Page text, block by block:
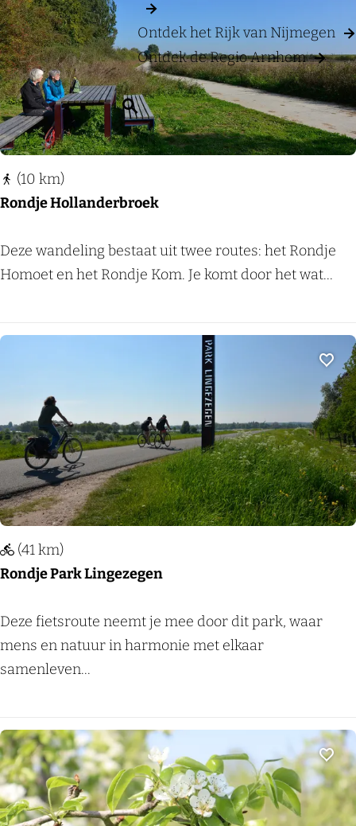
Ontdek het Rijk van Nijmegen
Ontdek de Regio Arnhem
Z
o
e
e
-
E
x
t
r
a
l
u
s
j
e
o
p
:
e
e
r
o
p
:
Rondje Hollanderbroek
R
o
j
l
l
a
n
e
r
r
o
e
(10 km)
Deze wandeling bestaat uit twee routes: het Rondje
Homoet en het Rondje Kom. Je komt door het wat...
Rondje Park Lingezegen
R
o
n
e
P
a
r
(41 km)
Deze fietsroute neemt je mee door dit park, waar
mens en natuur in harmonie met elkaar
samenleven...